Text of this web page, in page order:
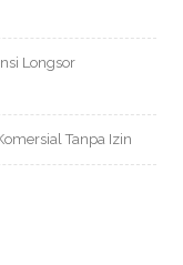
Longsor
Tanpa Izin